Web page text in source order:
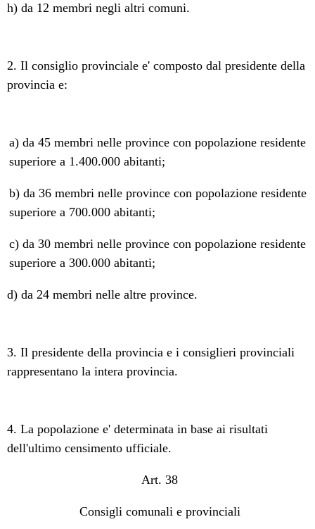
h) da 12 membri negli altri comuni.
2. Il consiglio provinciale e' composto dal presidente della
provincia e:
a) da 45 membri nelle province con popolazione residente
superiore a 1.400.000 abitanti;
b) da 36 membri nelle province con popolazione residente
superiore a 700.000 abitanti;
c) da 30 membri nelle province con popolazione residente
superiore a 300.000 abitanti;
d) da 24 membri nelle altre province.
3. Il presidente della provincia e i consiglieri provinciali
rappresentano la intera provincia.
4. La popolazione e' determinata in base ai risultati
dell'ultimo censimento ufficiale.
Art. 38
Consigli comunali e provinciali